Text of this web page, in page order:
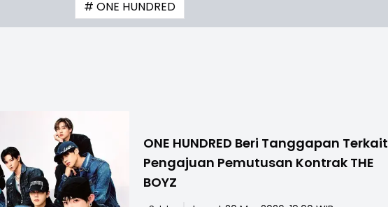
# ONE HUNDRED
ONE HUNDRED Beri Tanggapan Terkait
Pengajuan Pemutusan Kontrak THE
BOYZ